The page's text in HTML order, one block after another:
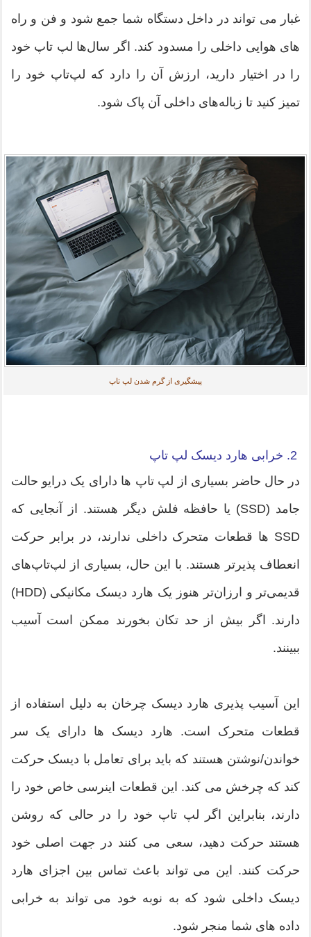
غبار می تواند در داخل دستگاه شما جمع شود و فن و راه
های هوایی داخلی را مسدود کند. اگر سال‌ها لپ تاپ خود
را در اختیار دارید، ارزش آن را دارد که لپ‌تاپ خود را
تمیز کنید تا زباله‌های داخلی آن پاک شود.
پیشگیری از گرم شدن لپ تاپ
2. خرابی هارد دیسک لپ تاپ
در حال حاضر بسیاری از لپ تاپ ها دارای یک درایو حالت
جامد (SSD) یا حافظه فلش دیگر هستند. از آنجایی که
SSD ها قطعات متحرک داخلی ندارند، در برابر حرکت
انعطاف پذیرتر هستند. با این حال، بسیاری از لپ‌تاپ‌های
قدیمی‌تر و ارزان‌تر هنوز یک هارد دیسک مکانیکی (HDD)
دارند. اگر بیش از حد تکان بخورند ممکن است آسیب
ببینند.
این آسیب پذیری هارد دیسک چرخان به دلیل استفاده از
قطعات متحرک است. هارد دیسک ها دارای یک سر
خواندن/نوشتن هستند که باید برای تعامل با دیسک حرکت
کند که چرخش می کند. این قطعات اینرسی خاص خود را
دارند، بنابراین اگر لپ تاپ خود را در حالی که روشن
هستند حرکت دهید، سعی می کنند در جهت اصلی خود
حرکت کنند. این می تواند باعث تماس بین اجزای هارد
دیسک داخلی شود که به نوبه خود می تواند به خرابی
داده های شما منجر شود.